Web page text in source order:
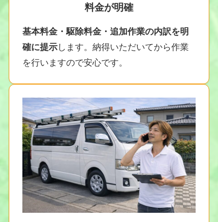
料金が明確
基本料金・駆除料金・追加作業の内訳を明
確に提示します。納得いただいてから作業
を行いますので安心です。